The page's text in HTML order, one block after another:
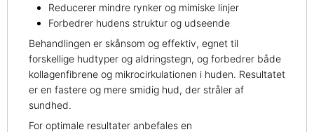
Reducerer mindre rynker og mimiske linjer
Forbedrer hudens struktur og udseende
Behandlingen er skånsom og effektiv, egnet til
forskellige hudtyper og aldringstegn, og forbedrer både
kollagenfibrene og mikrocirkulationen i huden. Resultatet
er en fastere og mere smidig hud, der stråler af
sundhed.
For optimale resultater anbefales en